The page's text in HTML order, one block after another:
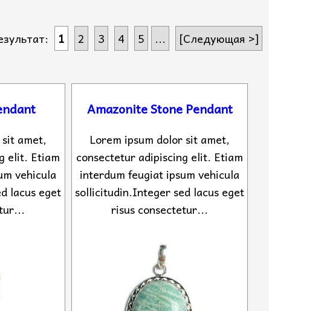
1 2 3 4 5 ... [Следующая >]
amet,
elit. Etiam
vehicula
lacus eget
Amazonite Stone Pendant
Lorem ipsum dolor sit amet,
consectetur adipiscing elit. Etiam
interdum feugiat ipsum vehicula
sollicitudin.Integer sed lacus eget
risus consectetur...